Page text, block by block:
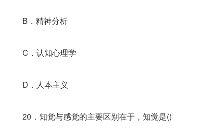
B．精神分析
C．认知心理学
D．人本主义
20．知觉与感觉的主要区别在于，知觉是()